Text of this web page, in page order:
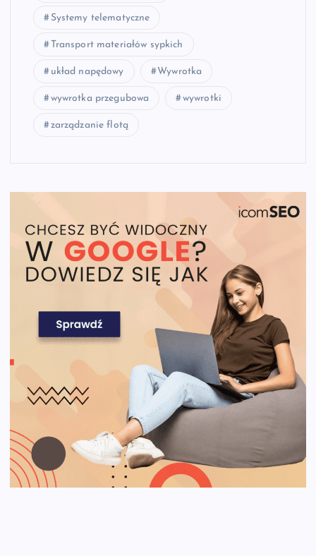
Systemy telematyczne
Transport materiałów sypkich
układ napędowy Wywrotka
wywrotka przegubowa wywrotki
zarządzanie flotą